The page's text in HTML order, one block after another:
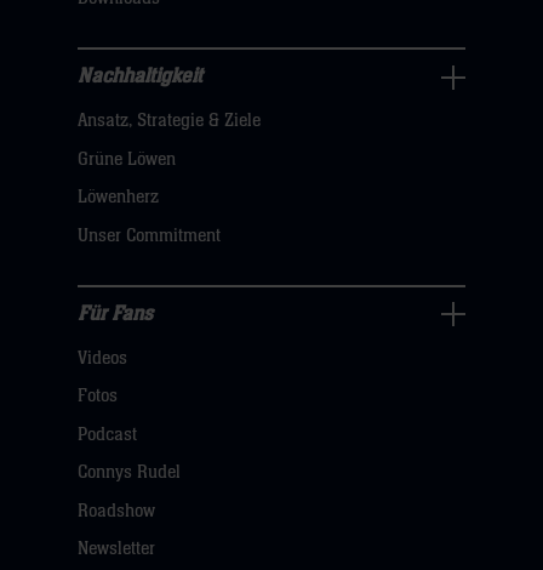
hier
Nachhaltigkeit
Navigation
öffnen,
dann
hier
Nachhaltigkeit
Ansatz, Strategie & Ziele
Grüne Löwen
Löwenherz
Unser Commitment
Fans
Navigation
öffnen,
dann
hier
Für Fans
Videos
Fotos
Podcast
Connys Rudel
Roadshow
Newsletter